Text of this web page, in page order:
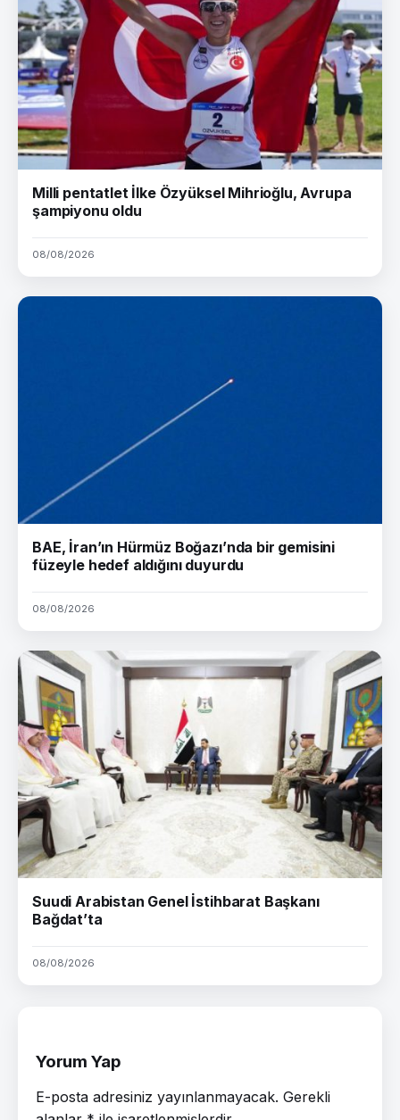
Milli pentatlet İlke Özyüksel Mihrioğlu, Avrupa
şampiyonu oldu
08/08/2026
BAE, İran’ın Hürmüz Boğazı’nda bir gemisini
füzeyle hedef aldığını duyurdu
08/08/2026
Suudi Arabistan Genel İstihbarat Başkanı
Bağdat’ta
08/08/2026
Yorum Yap
E-posta adresiniz yayınlanmayacak. Gerekli